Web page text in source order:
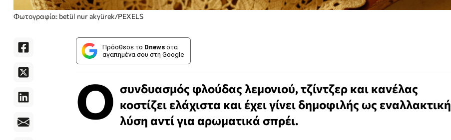
Φωτογραφία: betül nur akyürek/PEXELS
Πρόσθεσε το Dnews στα
αγαπημένα σου στη Google
Ο συνδυασμός φλούδας λεμονιού, τζίντζερ και κανέλας
κοστίζει ελάχιστα και έχει γίνει δημοφιλής ως εναλλακτική
λύση αντί για αρωματικά σπρέι.